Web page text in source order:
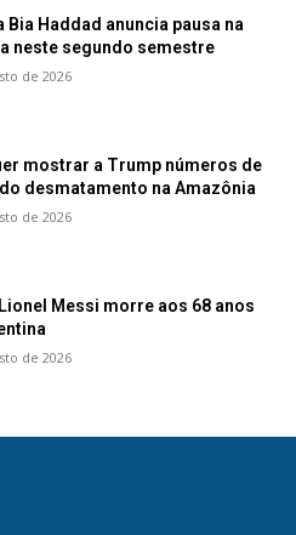
Bia Haddad anuncia pausa na
neste segundo semestre
de 2026
mostrar a Trump números de
desmatamento na Amazônia
de 2026
Messi morre aos 68 anos
de 2026